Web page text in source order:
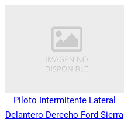
Piloto Intermitente Lateral
Delantero Derecho Ford Sierra